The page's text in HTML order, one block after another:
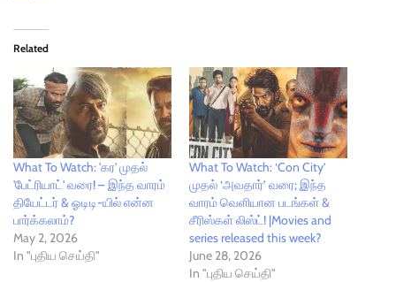
Related
What To Watch: 'கர' முதல்
'பேட்ரியாட்' வரை! – இந்த வாரம்
தியேட்டர் & ஓடிடி-யில் என்ன
பார்க்கலாம்?
May 2, 2026
In "புதிய செய்தி"
What To Watch: ‘Con City’
முதல் ‘அவதார்’ வரை; இந்த
வாரம் வெளியான படங்கள் &
சீரிஸ்கள் லிஸ்ட்! |Movies and
series released this week?
June 28, 2026
In "புதிய செய்தி"